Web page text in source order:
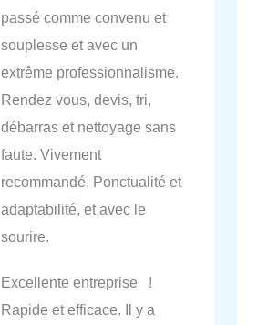
passé comme convenu et
souplesse et avec un
extrême professionnalisme.
Rendez vous, devis, tri,
débarras et nettoyage sans
faute. Vivement
recommandé. Ponctualité et
adaptabilité, et avec le
sourire.
Excellente entreprise !
Rapide et efficace. Il y a